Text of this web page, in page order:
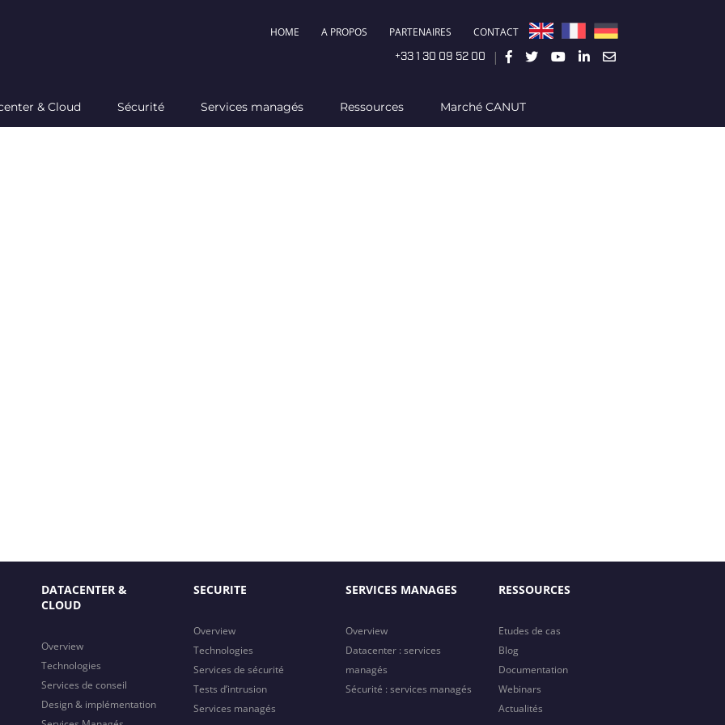
HOME A PROPOS PARTENAIRES CONTACT
+33 1 30 09 52 00 |
& Cloud Sécurité Services managés Ressources Marché CANUT
DATACENTER &
CLOUD
Overview
Technologies
Services de conseil
Design & implémentation
SECURITE
Overview
Technologies
Services de sécurité
Tests d’intrusion
Services managés
SERVICES MANAGES
Overview
Datacenter : services
managés
Sécurité : services managés
RESSOURCES
Etudes de cas
Blog
Documentation
Webinars
Actualités